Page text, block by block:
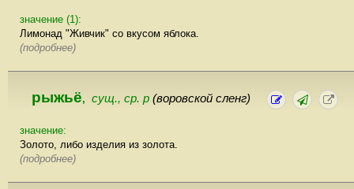
значение (1):
Лимонад "Живчик" со вкусом яблока.
(подробнее)
рыжьё, сущ., ср. р (воровской сленг)
значение:
Золото, либо изделия из золота.
(подробнее)